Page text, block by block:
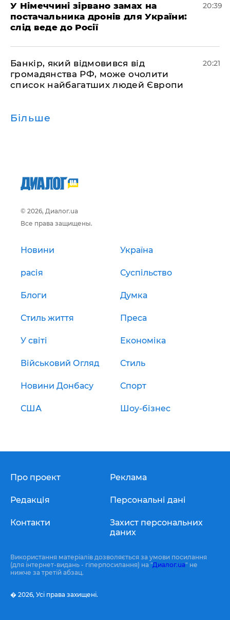
​У Німеччині зірвано замах на
постачальника дронів для України:
слід веде до Росії
20:39
​Банкір, який відмовився від
громадянства РФ, може очолити
список найбагатших людей Європи
20:21
Більше
© 2026, Диалог.ua
Все права защищены.
Новини Україна
расія Суспільство
Блоги Думка
Стиль життя Преса
У світі Економіка
Військовий Огляд Стиль
Новини Донбасу Спорт
США Шоу-бізнес
Про проект
Редакція
Контакти
Реклама
Персональні дані
Захист персональних
даних
Використання матеріалів дозволяється за умови посилання
(для інтернет-видань - гіперпосилання) на "Диалог.ua" не
нижче за третій абзац.
� 2026, Усі права захищені.